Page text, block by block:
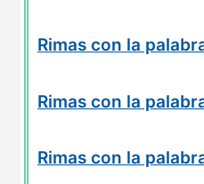
Rimas con la
Rimas con la
Rimas con la